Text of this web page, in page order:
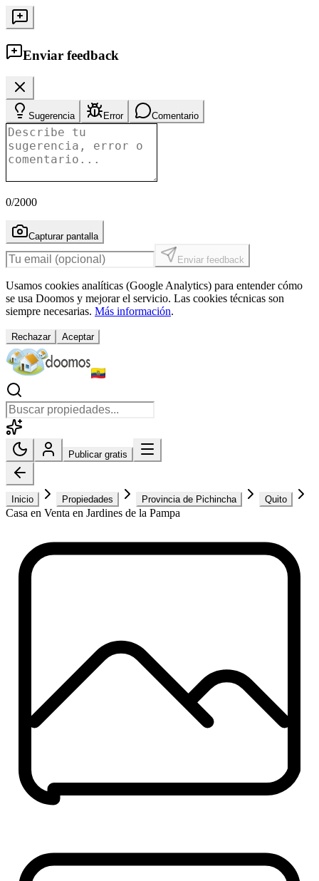
Enviar feedback
Sugerencia Error Comentario
0/2000
Capturar pantalla
Enviar feedback
Usamos cookies analíticas (Google Analytics) para entender cómo
se usa Doomos y mejorar el servicio. Las cookies técnicas son
siempre necesarias. Más información.
Rechazar Aceptar
Publicar gratis
Inicio Propiedades Provincia de Pichincha Quito
Casa en Venta en Jardines de la Pampa